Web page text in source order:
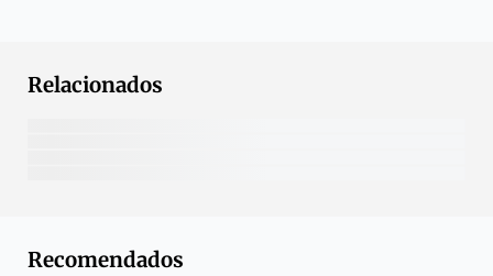
Relacionados
Recomendados